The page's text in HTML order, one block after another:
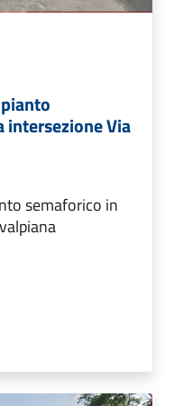
intersezione Via
semaforico in